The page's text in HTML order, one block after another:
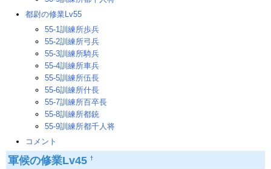
都尉の修業Lv55
55-1訓練所歩兵
55-2訓練所弓兵
55-3訓練所騎兵
55-4訓練所車兵
55-5訓練所伍長
55-6訓練所什長
55-7訓練所百卒長
55-8訓練所都銃
55-9訓練所都千人将
コメント
軍候の修業Lv45 †